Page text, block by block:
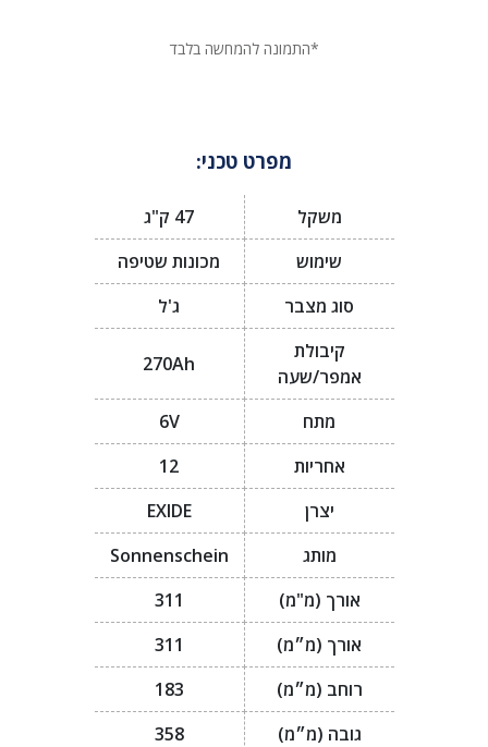
*התמונה להמחשה בלבד
מפרט טכני:
משקל
47 ק"ג
שימוש
מכונות שטיפה
סוג מצבר
ג'ל
קיבולת
אמפר/שעה
270Ah
מתח
6V
אחריות
12
יצרן
EXIDE
מותג
Sonnenschein
אורך (מ"מ)
311
אורך (מ״מ)
311
רוחב (מ״מ)
183
גובה (מ״מ)
358